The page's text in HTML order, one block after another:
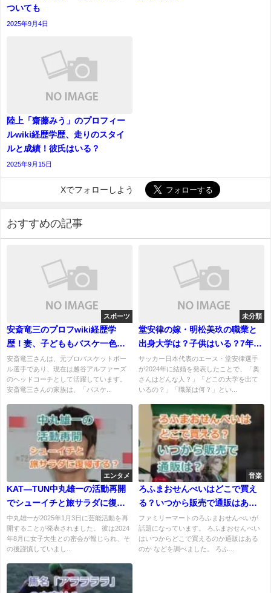
ついても
2025年9月4日
陸上「齋藤みう」のプロフィー
ルwiki経歴学歴、走りのスタイ
ルと成績！彼氏はいる？
2025年9月15日
Xでフォローしよう
おすすめの記事
スポーツ
安斎竜三のプロフwiki経歴学
歴！妻、子どももバスケ一色の
一家がヤバイ！
安斎竜三さんは、元プロバスケットボー
ル選手であり、現在は越谷アルファーズ
のヘッドコーチとして活躍しています。
安斎竜三さんの家族は、「バスケ...
未分類
堂安律の嫁・明松美玖の職業と
出身大学は？子供はいる？7年越
しの愛の全貌
サッカー日本代表のエース・堂安律選手
が2024年に結婚を発表したことで、「奥
さんはどんな人？」「どこの大学を出て
いるの？」「職業は何？」とい...
エンタメ
KAT―TUN中丸雄一の活動再開
でシューイチと旅サラダに復帰
する可能性はある？
中丸雄一が2025年1月3日に芸能活動を再
開することが発表されました。 彼は2024
年8月に女子大生との密会が報じられ、そ
の後謹慎していまし...
音楽
ろふまおせんべいはどこで買え
る？いつから販売で通販はある
のか？
ファミリーマートのろふまおせんべいが
話題になっています。 ろふまおせんべい
はいつからどこで買えるのか通販はある
のか などを調べました。 ろふ...